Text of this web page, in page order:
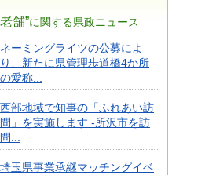
舗”に関する県政ニュース
ネーミングライツの公募によ
り、新たに県管理歩道橋4か所
の愛称...
西部地域で知事の「ふれあい訪
問」を実施します -所沢市を訪
問...
埼玉県事業承継マッチングイベ